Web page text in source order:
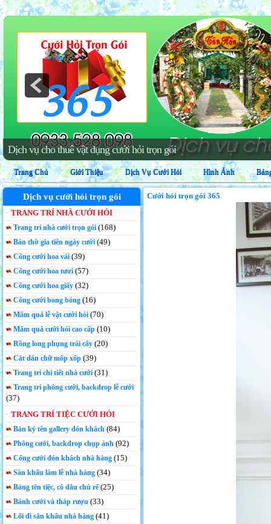
Dịch vụ trang trí nhà cưới hỏi trọn gói
Trang Chủ Giới Thiệu Dịch Vụ Cưới Hỏi Hình Ảnh
Dịch vụ cưới hỏi trọn gói
TRANG TRÍ NHÀ CƯỚI HỎI
Trang trí nhà cưới trọn gói (168)
Bàn thờ gia tiên ngày cưới (49)
Cổng cưới hoa vải (39)
Cổng cưới hoa tươi (57)
Cổng cưới hoa giấy (32)
Cổng cưới bong bóng (16)
Mâm quả lễ vật cưới hỏi (70)
Mâm quả cưới hỏi cao cấp (10)
Rồng long phụng trái cây (20)
Cắt dán chữ mốp xốp (39)
Trang trí chi tiết nhà cưới (31)
Trang trí phông cưới, backdrop lễ cưới
(37)
TRANG TRÍ TIỆC CƯỚI HỎI
Bàn ký tên gallery đón khách (84)
Phông cưới, backdrop chụp ảnh (92)
Cổng cưới đón khách nhà hàng (15)
Sân khấu làm lễ nhà hàng (34)
Bảng tên tiệc, cô dâu chú rể(25)
Bánh cưới và tháp rượu (33)
Lối đi sân khấu nhà hàng (41)
Cưới hỏi trọn gói 365